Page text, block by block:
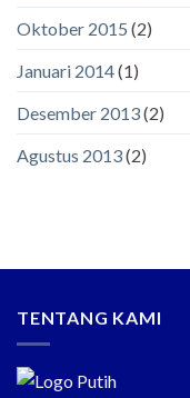
Oktober 2015 (2)
Januari 2014(1)
Desember 2013(2)
Agustus 2013(2)
TENTANG KAMI